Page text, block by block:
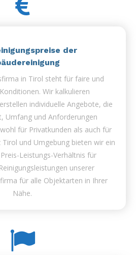
der
in Tirol steht für faire und
Wir kalkulieren
individuelle Angebote, die
Umfang und Anforderungen
für Privatkunden als auch für
und Umgebung bieten wir ein
Leistungs-Verhältnis für
unserer
für alle Objektarten in Ihrer
Nähe.